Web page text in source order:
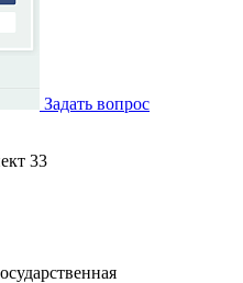
Задать вопрос
33